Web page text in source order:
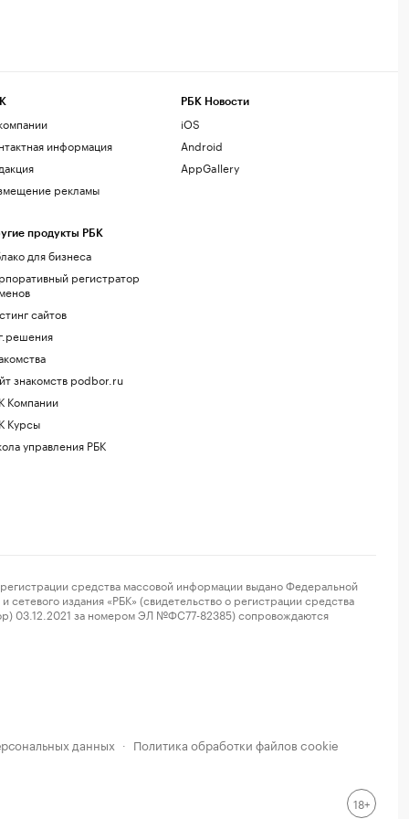
информация
рекламы
продукты РБК
для бизнеса
регистратор
сайтов
знакомств podbor.ru
Компании
Курсы
управления РБК
РБК Новости
iOS
Android
AppGallery
средства массовой информации выдано Федеральной
издания «РБК» (свидетельство о регистрации средства
03.12.2021 за номером ЭЛ №ФС77-82385) сопровождаются
данных · Политика обработки файлов cookie
18+